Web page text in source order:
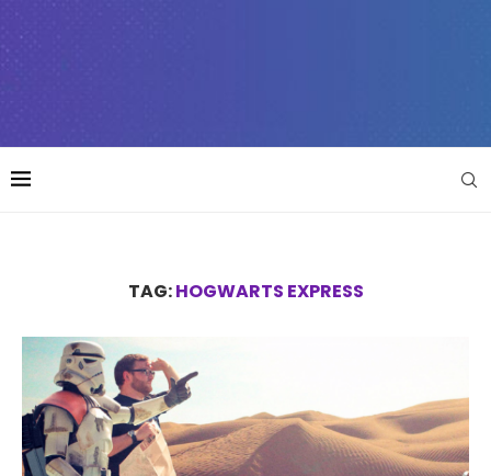
TAG:HOGWARTS EXPRESS